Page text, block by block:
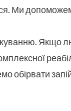
Ми
Якщо